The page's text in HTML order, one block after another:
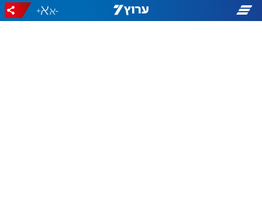
-
+